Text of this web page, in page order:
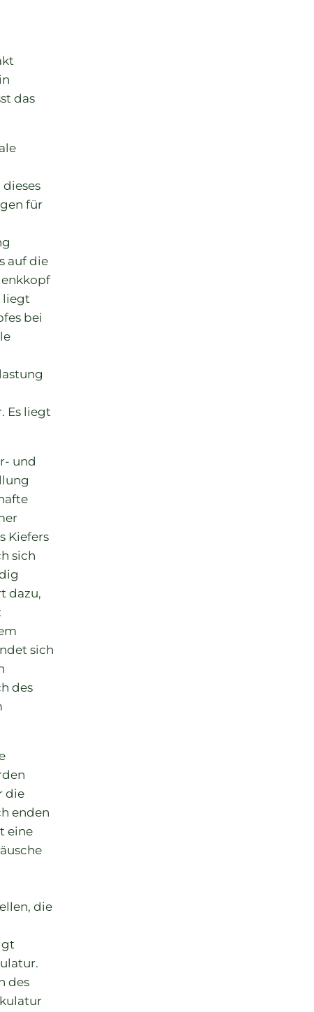
das
für
auf die
liegt
bei
Es liegt
und
Kiefers
sich
dazu,
sich
des
die
enden
eine
die
des